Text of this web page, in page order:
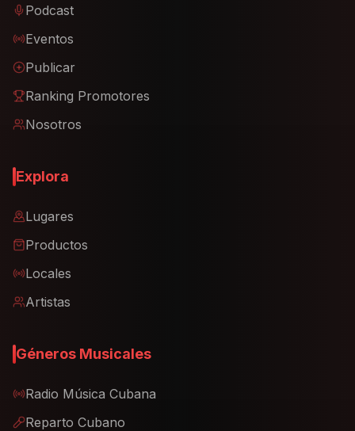
Podcast
Eventos
Publicar
Ranking Promotores
Nosotros
Explora
Lugares
Productos
Locales
Artistas
Géneros Musicales
Radio Música Cubana
Reparto Cubano